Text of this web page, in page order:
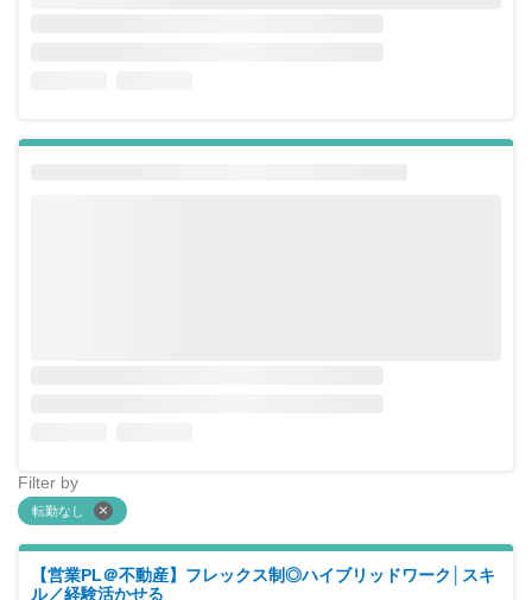
Filter by
転勤なし
【営業PL＠不動産】フレックス制◎ハイブリッドワーク│スキ
ル／経験活かせる